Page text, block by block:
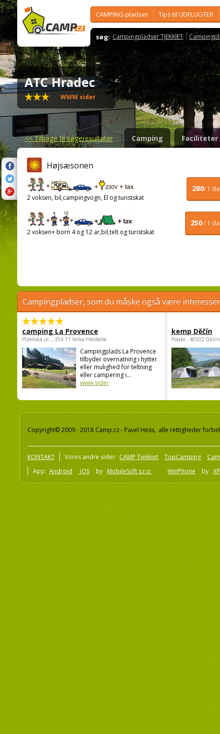
CAMPING pladser Tips til UDFLUGTER
søg: Campingpladser TJEKKIET
ATC Hradec
WWW sider
<<Tilbage til søgeresultater Camping Faciliteter
Højsæsonen
280/ 1
2 voksen, bil,campingvogn, El og turistskat
250/ 1
2 voksen+ born 4 og 12 ar,bil,telt og turistskat
Campingpladser, som du måske også være
camping La Provence
Plzeňská ul. , 354 71 Velká Hleďsebe
Campingplads La Provence
tilbyder overnatning i hytter
eller mulighed for teltning
eller campering i...
www sider
kemp Děčín
Polabí , 40502 Děčín
Copyright© 2009 - 2018 Camp.cz - Pavel Hess, alle rettigheder
KONTAKT Vores andre sider: CAMP Tjekkiet TopCamping
App: Android iOS by MobileSoft s.r.o WinPhone by